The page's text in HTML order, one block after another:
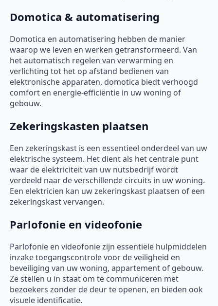
Domotica & automatisering
Domotica en automatisering hebben de manier
waarop we leven en werken getransformeerd. Van
het automatisch regelen van verwarming en
verlichting tot het op afstand bedienen van
elektronische apparaten, domotica biedt verhoogd
comfort en energie-efficiëntie in uw woning of
gebouw.
Zekeringskasten plaatsen
Een zekeringskast is een essentieel onderdeel van uw
elektrische systeem. Het dient als het centrale punt
waar de elektriciteit van uw nutsbedrijf wordt
verdeeld naar de verschillende circuits in uw woning.
Een elektricien kan uw zekeringskast plaatsen of een
zekeringskast vervangen.
Parlofonie en videofonie
Parlofonie en videofonie zijn essentiële hulpmiddelen
inzake toegangscontrole voor de veiligheid en
beveiliging van uw woning, appartement of gebouw.
Ze stellen u in staat om te communiceren met
bezoekers zonder de deur te openen, en bieden ook
visuele identificatie.